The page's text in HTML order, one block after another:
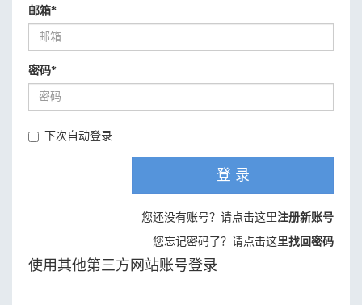
邮箱*
密码*
下次自动登录
登 录
您还没有账号？请点击这里注册新账号
您忘记密码了？请点击这里找回密码
使用其他第三方网站账号登录